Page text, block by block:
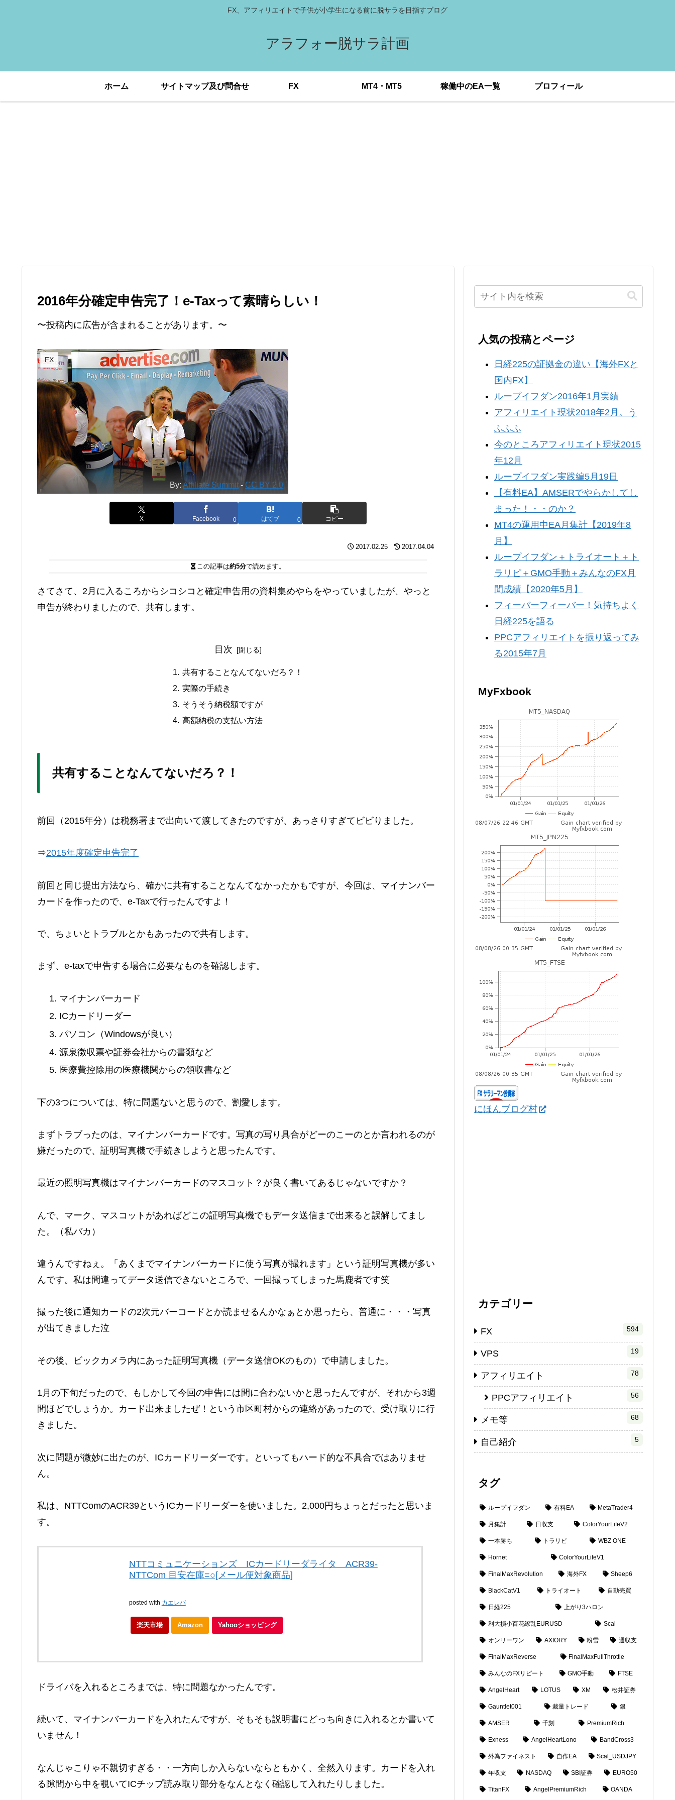
FX、アフィリエイトで子供が小学生になる前に脱サラを目指すブログ
アラフォー脱サラ計画
ホーム サイトマップ及び問合せ FX MT4・MT5 稼働中のEA一覧 プロフィール
2016年分確定申告完了！e-Taxって素晴らしい！
〜投稿内に広告が含まれることがあります。〜
FX
By:Affiliate Summit-CC BY 2.0
X Facebook 0 はてブ 0 コピー
2017.02.25 2017.04.04
この記事は約5分で読めます。
さてさて、2月に入るころからシコシコと確定申告用の資料集めやらをやっていましたが、やっと
申告が終わりましたので、共有します。
目次
共有することなんてないだろ？！
実際の手続き
そうそう納税額ですが
高額納税の支払い方法
共有することなんてないだろ？！
前回（2015年分）は税務署まで出向いて渡してきたのですが、あっさりすぎてビビりました。
⇒2015年度確定申告完了
前回と同じ提出方法なら、確かに共有することなんてなかったかもですが、今回は、マイナンバー
カードを作ったので、e-Taxで行ったんですよ！
で、ちょいとトラブルとかもあったので共有します。
まず、e-taxで申告する場合に必要なものを確認します。
マイナンバーカード
ICカードリーダー
パソコン（Windowsが良い）
源泉徴収票や証券会社からの書類など
医療費控除用の医療機関からの領収書など
下の3つについては、特に問題ないと思うので、割愛します。
まずトラブったのは、マイナンバーカードです。写真の写り具合がどーのこーのとか言われるのが
嫌だったので、証明写真機で手続きしようと思ったんです。
最近の照明写真機はマイナンバーカードのマスコット？が良く書いてあるじゃないですか？
んで、マーク、マスコットがあればどこの証明写真機でもデータ送信まで出来ると誤解 してまし
た。（私バカ）
違うんですねぇ。「あくまでマイナンバーカードに使う写真が撮れます」という証明写真機が多い
んです。 私は間違ってデータ送信できないところで、一回撮ってしまった馬鹿者です笑
撮った後に通知カードの2次元バーコードとか読ませるんかなぁとか思ったら、普通に・・・写真
が出てきました泣
その後、ビックカメラ内にあった証明写真機（データ送信OKのもの）で申請しました。
1月の下旬だったので、もしかして今回の申告には間に合わないかと思ったんですが、それから3週
間ほどでしょうか。カード出来ましたぜ！という市区町村からの連絡があったので、受け取りに行
きました。
次に問題が微妙に出たのが、ICカードリーダーです。といってもハード的な不具合ではありませ
ん。
私は、NTTComのACR39というICカードリーダーを使いました。2,000円ちょっとだったと思いま
す。
NTTコミュニケーションズ ICカードリーダライタ ACR39-
NTTCom 目安在庫=○[メール便対象商品]
posted with カエレバ
楽天市場 Amazon Yahooショッピング
ドライバを入れるところまでは、特に問題なかったんです。
続いて、マイナンバーカードを入れたんですが、そもそも説明書にどっち向きに入れるとか書いて
いません！
なんじゃこりゃ不親切すぎる・・一方向しか入らないならともかく、全然入ります。カードを入れ
る隙間から中を覗いてICチップ読み取り部分をなんとなく確認して入れたりしました。
人気の投稿とページ
日経225の証拠金の違い【海外FXと
国内FX】
ループイフダン2016年1月実績
アフィリエイト現状2018年2月。う
ふふふ
今のところアフィリエイト現状2015
年12月
ループイフダン実践編5月19日
【有料EA】AMSERでやらかしてし
まった！・・のか？
MT4の運用中EA月集計【2019年8
月】
ループイフダン＋トライオート＋ト
ラリピ＋GMO手動＋みんなのFX月
間成績【2020年5月】
フィーバーフィーバー！気持ちよく
日経225を語る
PPCアフィリエイトを振り返ってみ
る2015年7月
MyFxbook
にほんブログ村
カテゴリー
FX 594
VPS 19
アフィリエイト 78
PPCアフィリエイト 56
メモ等 68
自己紹介 5
タグ
ループイフダン 有料EA MetaTrader4
月集計 日収支 ColorYourLifeV2
一本勝ち トラリピ WBZ ONE
Hornet ColorYourLifeV1
FinalMaxRevolution 海外FX Sheep6
BlackCatV1 トライオート 自動売買
日経225 上がり3ハロン
利大損小百花繚乱EURUSD Scal
オンリーワン AXIORY 粉雪 週収支
FinalMaxReverse FinalMaxFullThrottle
みんなのFXリピート GMO手動 FTSE
AngelHeart LOTUS XM 松井証券
Gauntlet001 裁量トレード 銀
AMSER 千刻 PremiumRich
Exness AngelHeartLono BandCross3
外為ファイネスト 自作EA Scal_USDJPY
年収支 NASDAQ SBI証券 EURO50
TitanFX AngelPremiumRich OANDA